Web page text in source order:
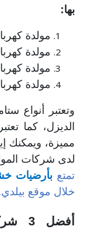
بها:
مولدة
مولدة
مولدة
مولدة
وتعتبر أنواع
الديزل، كما
مميزة، ويمكنك
لدى شركات
تمتع بأرضيات
خلال موقع